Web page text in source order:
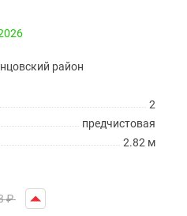
район
2
предчистовая
2.82 м
₽